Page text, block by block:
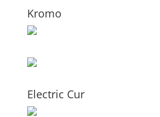
Kromo
Electric Cur